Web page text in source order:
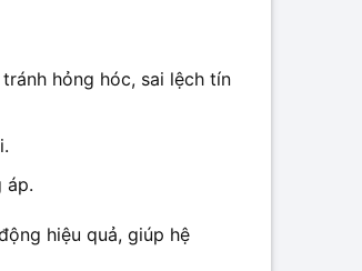
hỏng hóc, sai lệch tín
áp.
hiệu quả, giúp hệ